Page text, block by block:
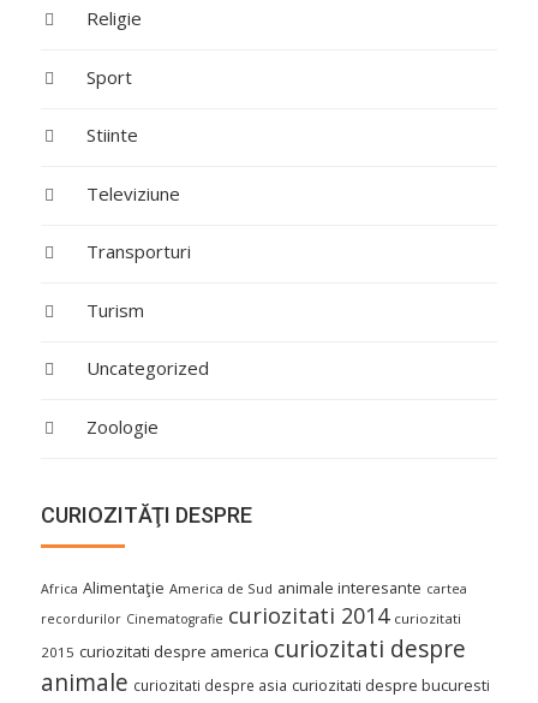
Religie
Sport
Stiinte
Televiziune
Transporturi
Turism
Uncategorized
Zoologie
CURIOZITĂŢI DESPRE
Africa Alimentaţie America de Sud animale interesante cartea
recordurilor Cinematografie curiozitati 2014 curiozitati
2015 curiozitati despre america curiozitati despre
animale curiozitati despre asia curiozitati despre bucuresti